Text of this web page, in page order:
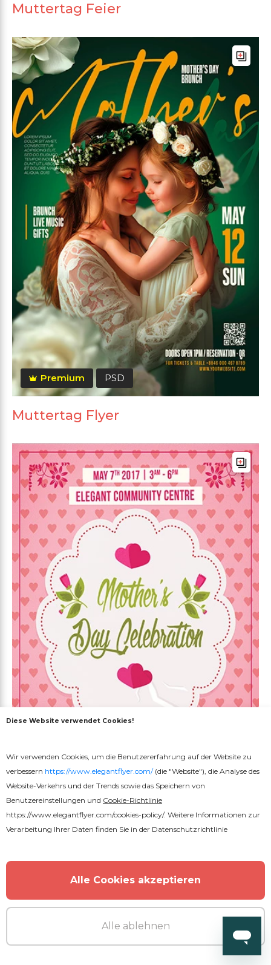
Muttertag Feier
Premium PSD
Muttertag Flyer
Premium PSD
Muttertagfeier
Diese Website verwendet Cookies!
Wir verwenden Cookies, um die Benutzererfahrung auf der Website zu
verbessern https://www.elegantflyer.com/(die "Website"), die Analyse des
Website-Verkehrs und der Trends sowie das Speichern von
Benutzereinstellungen und Cookie-Richtlinie
https://www.elegantflyer.com/cookies-policy/. Weitere Informationen zur
Verarbeitung Ihrer Daten finden Sie in der Datenschutzrichtlinie
Alle Cookies akzeptieren
Alle ablehnen